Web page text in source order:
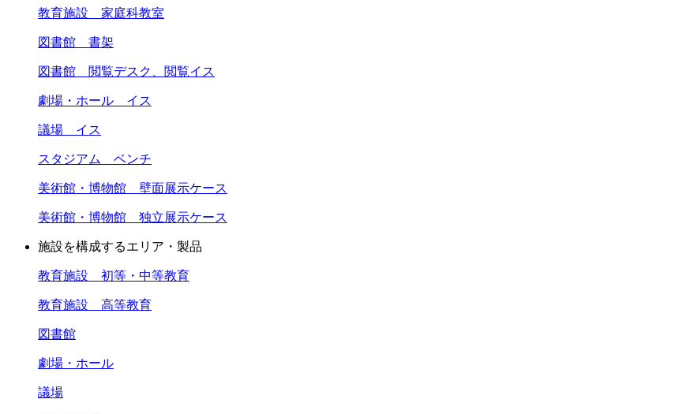
教育施設 家庭科教室
図書館 書架
図書館 閲覧デスク、閲覧イス
劇場・ホール イス
議場 イス
スタジアム ベンチ
美術館・博物館 壁面展示ケース
美術館・博物館 独立展示ケース
施設を構成するエリア・製品
教育施設 初等・中等教育
教育施設 高等教育
図書館
劇場・ホール
議場